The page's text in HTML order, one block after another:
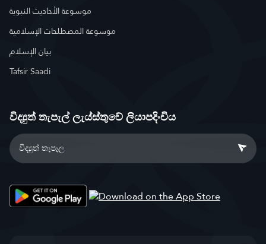
موسوعة الأحاديث النبوية
موسوعة المصطلحات الإسلامية
بيان الإسلام
Tafsir Saadi
විද්‍යුත් තැපැල් ලැය්ස්තුවේ ලියාපදිංචිය